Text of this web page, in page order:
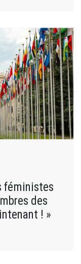
féministes
des
! »